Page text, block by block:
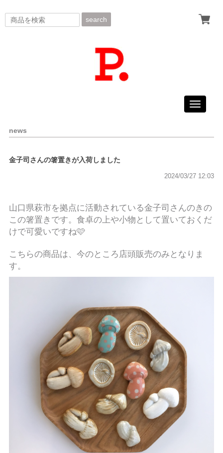
search
Toggle
news
金子司さんの箸置きが入荷しました
2024/03/27 12:03
山口県萩市を拠点に活動されている金子司さんのきの
この箸置きです。食卓の上や小物として置いておくだ
けで可愛いですね🩷
こちらの商品は、今のところ店頭販売のみとなりま
す。